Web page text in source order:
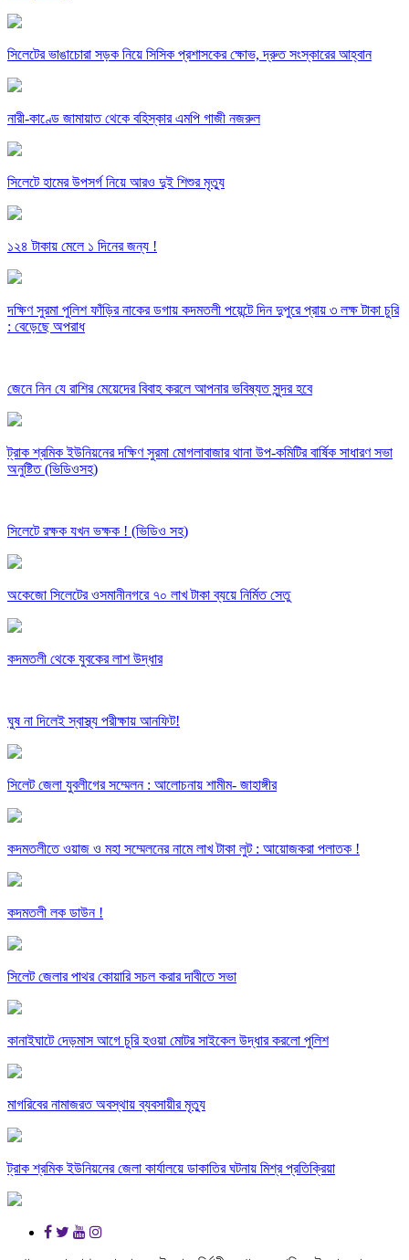
সিলেটের ভাঙাচোরা সড়ক নিয়ে সিসিক প্রশাসকের ক্ষোভ, দ্রুত সংস্কারের আহ্বান
নারী-কাণ্ডে জামায়াত থেকে বহিস্কার এমপি গাজী নজরুল
সিলেটে হামের উপসর্গ নিয়ে আরও দুই শিশুর মৃত্যু
১২৪ টাকায় মেলে ১ দিনের জন্য !
দক্ষিণ সুরমা পুলিশ ফাঁড়ির নাকের ডগায় কদমতলী পয়েন্টে দিন দুপুরে প্রায় ৩ লক্ষ টাকা চুরি
: বেড়েছে অপরাধ
জেনে নিন যে রাশির মেয়েদের বিবাহ করলে আপনার ভবিষ্যত সুন্দর হবে
ট্রাক শ্রমিক ইউনিয়নের দক্ষিণ সুরমা মোগলাবাজার থানা উপ-কমিটির বার্ষিক সাধারণ সভা
অনুষ্টিত (ভিডিওসহ)
সিলেটে রক্ষক যখন ভক্ষক ! (ভিডিও সহ)
অকেজো সিলেটের ওসমানীনগরে ৭০ লাখ টাকা ব্যয়ে নির্মিত সেতু
কদমতলী থেকে যুবকের লাশ উদ্ধার
ঘুষ না দিলেই স্বাস্থ্য পরীক্ষায় আনফিট!
সিলেট জেলা যুবলীগের সম্মেলন : আলোচনায় শামীম- জাহাঙ্গীর
কদমতলীতে ওয়াজ ও মহা সম্মেলনের নামে লাখ টাকা লুট : আয়োজকরা পলাতক !
কদমতলী লক ডাউন !
সিলেট জেলার পাথর কোয়ারি সচল করার দাবীতে সভা
কানাইঘাটে দেড়মাস আগে চুরি হওয়া মোটর সাইকেল উদ্ধার করলো পুলিশ
মাগরিবের নামাজরত অবস্থায় ব্যবসায়ীর মৃত্যু
ট্রাক শ্রমিক ইউনিয়নের জেলা কার্যালয়ে ডাকাতির ঘটনায় মিশ্র প্রতিক্রিয়া